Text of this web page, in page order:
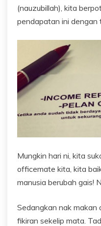
(nauzubillah), kita
pendapatan ini dengan
Mungkin hari ni, kita
officemate kita, kita
manusia berubah gais!
Sedangkan nak makan
fikiran sekelip mata.